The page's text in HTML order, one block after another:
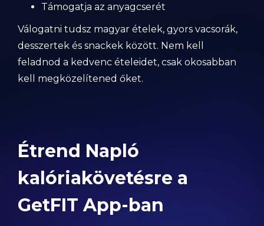
Támogatja az anyagcserét
Válogatni tudsz magyar ételek, gyors vacsorák,
desszertek és snackek között. Nem kell
feladnod a kedvenc ételeidet, csak okosabban
kell megközelítened őket.
Étrend Napló
kalóriakövetésre a
GetFIT App-ban